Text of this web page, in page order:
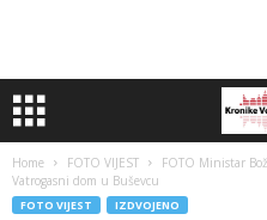
Home FOTO VIJEST
FOTO Ministar
Vatrogasni dom u Buševcu
FOTO VIJEST IZDVOJENO